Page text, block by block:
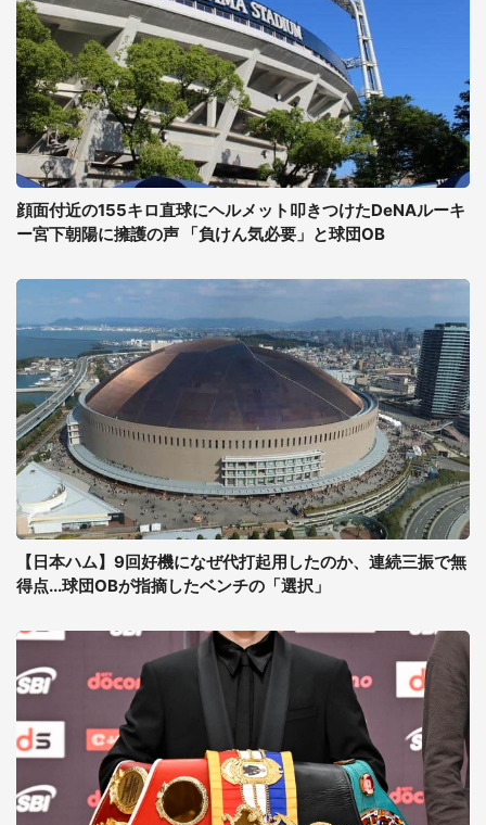
顔面付近の155キロ直球にヘルメット叩きつけたDeNAルーキ
ー宮下朝陽に擁護の声 「負けん気必要」と球団OB
【日本ハム】9回好機になぜ代打起用したのか、連続三振で無
得点...球団OBが指摘したベンチの「選択」